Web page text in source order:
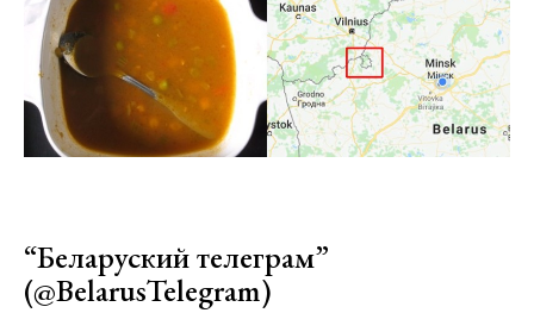
“Беларуский телеграм”
(@BelarusTelegram)